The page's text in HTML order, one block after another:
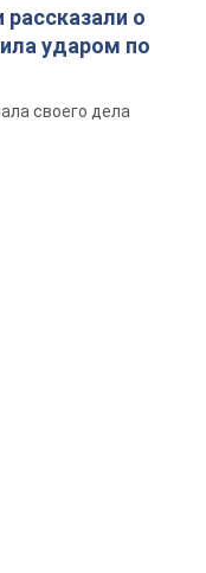
о
ударом по
своего дела